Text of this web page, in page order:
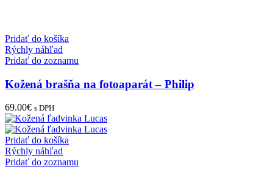
Pridať do košíka
Rýchly náhľad
Pridať do zoznamu
Kožená brašňa na fotoaparát – Philip
69.00€ s DPH
Pridať do košíka
Rýchly náhľad
Pridať do zoznamu